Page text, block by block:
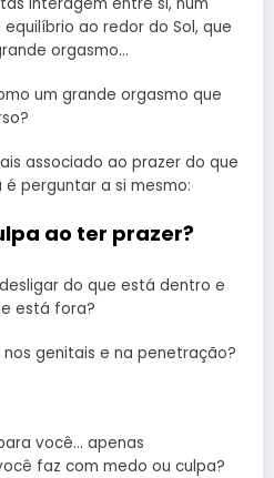
ao redor do Sol, que
orgasmo…
um grande orgasmo que
associado ao prazer do que
perguntar a si mesmo:
ao ter prazer?
do que está dentro e
está fora?
genitais e na penetração?
você… apenas
faz com medo ou culpa?